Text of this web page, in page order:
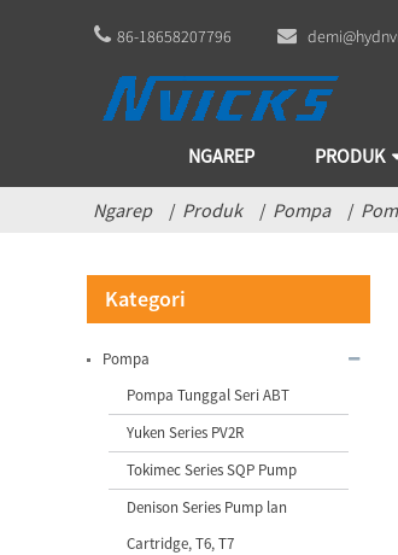
86-18658207796
NGAREP PRODUK
Ngarep Produk Pompa
Kategori
Pompa
Pompa Tunggal Seri ABT
Yuken Series PV2R
Tokimec Series SQP Pump
Denison Series Pump lan
Cartridge, T6, T7
Pabrik Pabrik China Vickers
Bomba V10 V20 V2...